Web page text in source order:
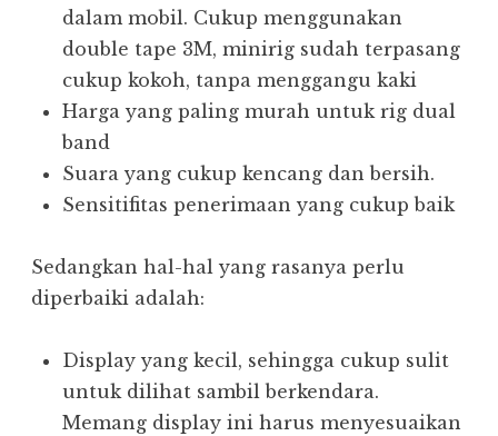
dalam mobil. Cukup menggunakan
double tape 3M, minirig sudah terpasang
cukup kokoh, tanpa menggangu kaki
Harga yang paling murah untuk rig dual
band
Suara yang cukup kencang dan bersih.
Sensitifitas penerimaan yang cukup baik
Sedangkan hal-hal yang rasanya perlu
diperbaiki adalah:
Display yang kecil, sehingga cukup sulit
untuk dilihat sambil berkendara.
Memang display ini harus menyesuaikan